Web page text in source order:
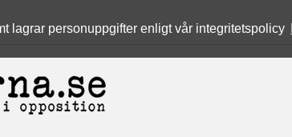
lagrar personuppgifter enligt vår integritetspolicy